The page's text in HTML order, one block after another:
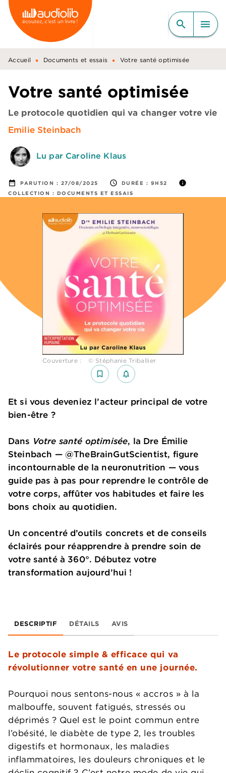
MENU RECHERCHE
CONTENU
PIED DE PAGE
search menu
Accueil • Documents et essais • Votre santé optimisée
Votre santé optimisée
Le protocole quotidien qui va changer votre vie
Emilie Steinbach
Lu par Caroline Klaus
date_range PARUTION : 27/08/2025 access_time DURÉE : 9H52 info
COLLECTION : DOCUMENTS ET ESSAIS
Couverture : © Stéphanie Triballier
bookmark_border notifications_none_outlined
Et si vous deveniez l’acteur principal de votre
bien-être ?
Dans Votre santé optimisée, la Dre Émilie
Steinbach — @TheBrainGutScientist, figure
incontournable de la neuronutrition — vous
guide pas à pas pour reprendre le contrôle de
votre corps, affûter vos habitudes et faire les
bons choix au quotidien.
Un concentré d’outils concrets et de conseils
éclairés pour réapprendre à prendre soin de
votre santé à 360°. Débutez votre
transformation aujourd’hui !
DESCRIPTIF DÉTAILS AVIS
Le protocole simple & efficace qui va
révolutionner votre santé en une journée.
Pourquoi nous sentons-nous « accros » à la
malbouffe, souvent fatigués, stressés ou
déprimés ? Quel est le point commun entre
l’obésité, le diabète de type 2, les troubles
digestifs et hormonaux, les maladies
inflammatoires, les douleurs chroniques et le